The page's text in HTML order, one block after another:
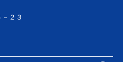
２３